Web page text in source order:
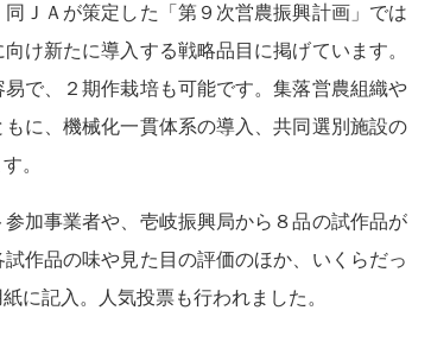
ＪＡが策定した「第９次営農振興計画」では
け新たに導入する戦略品目に掲げています。
で、２期作栽培も可能です。集落営農組織や
に、機械化一貫体系の導入、共同選別施設の
。
加事業者や、壱岐振興局から８品の試作品が
作品の味や見た目の評価のほか、いくらだっ
に記入。人気投票も行われました。